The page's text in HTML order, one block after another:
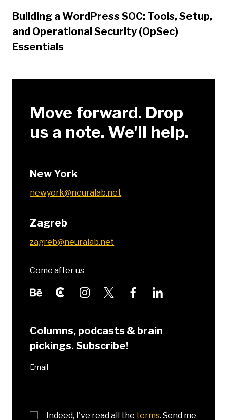
Building a WordPress SOC: Tools, Setup,
and Operational Security (OpSec)
Essentials
Move forward. Drop
us a note. We'll help.
New York
newyork@neuralab.net
Zagreb
zagreb@neuralab.net
Come after us
Columns, podcasts & brain
pickings. Subscribe!
Email
Indeed, I've read all the terms. Send me